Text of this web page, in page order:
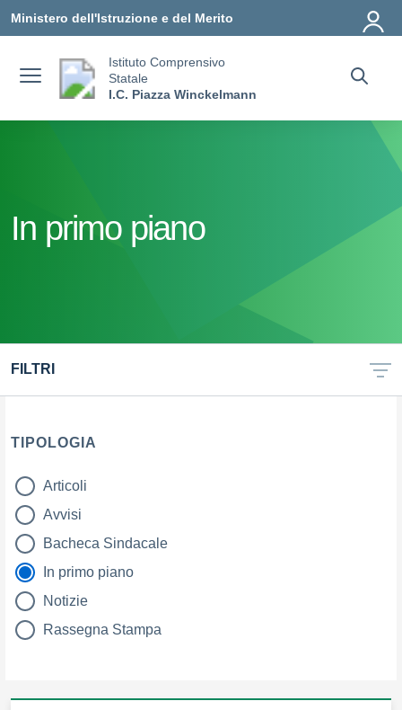
Ministero dell'Istruzione e del Merito
Istituto Comprensivo
Statale
I.C. Piazza Winckelmann
In primo piano
FILTRI
TIPOLOGIA
tipologia di articoli
Articoli
Avvisi
Bacheca Sindacale
In primo piano
Notizie
Rassegna Stampa